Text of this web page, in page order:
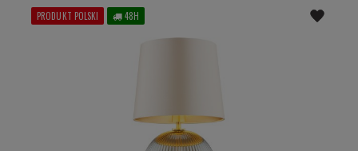
PRODUKT POLSKI 48H